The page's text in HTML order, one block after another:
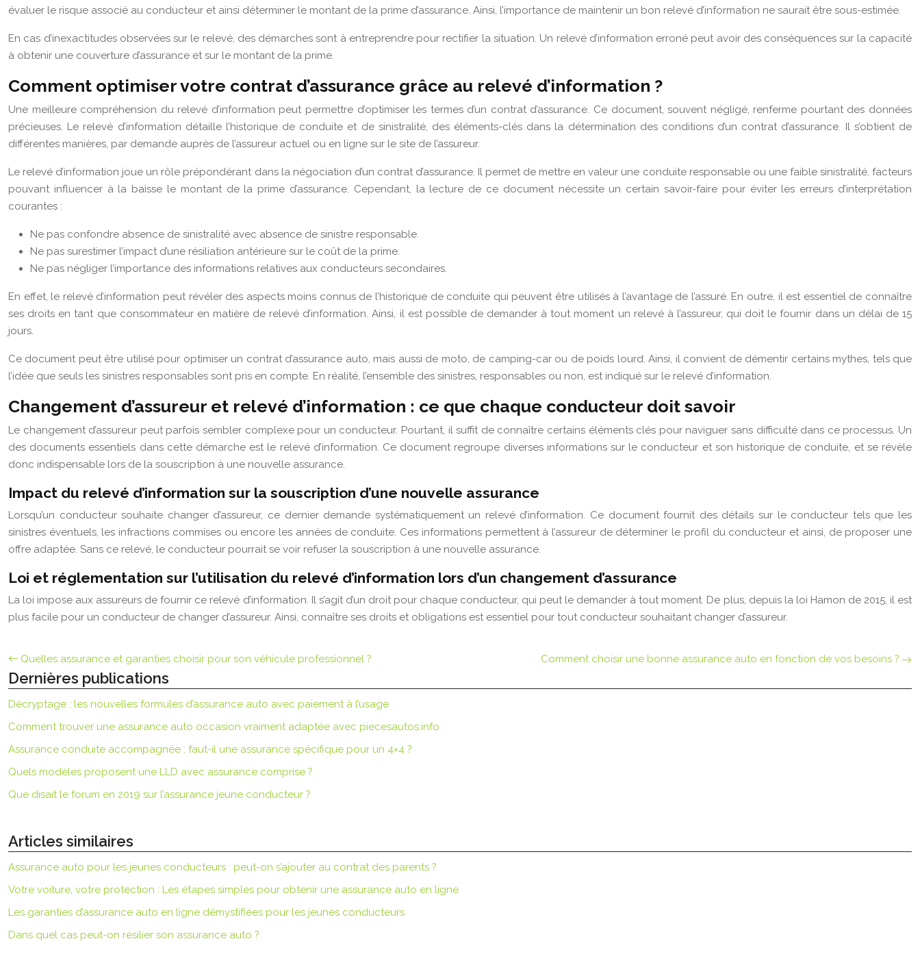
évaluer le risque associé au conducteur et ainsi déterminer le montant de la prime d’assurance. Ainsi, l’importance de maintenir un bon relevé d’information ne saurait être sous-estimée.
En cas d’inexactitudes observées sur le relevé, des démarches sont à entreprendre pour rectifier la situation. Un relevé d’information erroné peut avoir des conséquences sur la capacité
à obtenir une couverture d’assurance et sur le montant de la prime.
Comment optimiser votre contrat d’assurance grâce au relevé d’information ?
Une meilleure compréhension du relevé d’information peut permettre d’optimiser les termes d’un contrat d’assurance. Ce document, souvent négligé, renferme pourtant des données
précieuses. Le relevé d’information détaille l’historique de conduite et de sinistralité, des éléments-clés dans la détermination des conditions d’un contrat d’assurance. Il s’obtient de
différentes manières, par demande auprès de l’assureur actuel ou en ligne sur le site de l’assureur.
Le relevé d’information joue un rôle prépondérant dans la négociation d’un contrat d’assurance. Il permet de mettre en valeur une conduite responsable ou une faible sinistralité, facteurs
pouvant influencer à la baisse le montant de la prime d’assurance. Cependant, la lecture de ce document nécessite un certain savoir-faire pour éviter les erreurs d’interprétation
courantes :
Ne pas confondre absence de sinistralité avec absence de sinistre responsable.
Ne pas surestimer l’impact d’une résiliation antérieure sur le coût de la prime.
Ne pas négliger l’importance des informations relatives aux conducteurs secondaires.
En effet, le relevé d’information peut révéler des aspects moins connus de l’historique de conduite qui peuvent être utilisés à l’avantage de l’assuré. En outre, il est essentiel de connaître
ses droits en tant que consommateur en matière de relevé d’information. Ainsi, il est possible de demander à tout moment un relevé à l’assureur, qui doit le fournir dans un délai de 15
jours.
Ce document peut être utilisé pour optimiser un contrat d’assurance auto, mais aussi de moto, de camping-car ou de poids lourd. Ainsi, il convient de démentir certains mythes, tels que
l’idée que seuls les sinistres responsables sont pris en compte. En réalité, l’ensemble des sinistres, responsables ou non, est indiqué sur le relevé d’information.
Changement d’assureur et relevé d’information : ce que chaque conducteur doit savoir
Le changement d’assureur peut parfois sembler complexe pour un conducteur. Pourtant, il suffit de connaître certains éléments clés pour naviguer sans difficulté dans ce processus. Un
des documents essentiels dans cette démarche est le relevé d’information. Ce document regroupe diverses informations sur le conducteur et son historique de conduite, et se révèle
donc indispensable lors de la souscription à une nouvelle assurance.
Impact du relevé d’information sur la souscription d’une nouvelle assurance
Lorsqu’un conducteur souhaite changer d’assureur, ce dernier demande systématiquement un relevé d’information. Ce document fournit des détails sur le conducteur tels que les
sinistres éventuels, les infractions commises ou encore les années de conduite. Ces informations permettent à l’assureur de déterminer le profil du conducteur et ainsi, de proposer une
offre adaptée. Sans ce relevé, le conducteur pourrait se voir refuser la souscription à une nouvelle assurance.
Loi et réglementation sur l’utilisation du relevé d’information lors d’un changement d’assurance
La loi impose aux assureurs de fournir ce relevé d’information. Il s’agit d’un droit pour chaque conducteur, qui peut le demander à tout moment. De plus, depuis la loi Hamon de 2015, il est
plus facile pour un conducteur de changer d’assureur. Ainsi, connaître ses droits et obligations est essentiel pour tout conducteur souhaitant changer d’assureur.
Quelles assurance et garanties choisir pour son véhicule professionnel ? Comment choisir une bonne assurance auto en fonction de vos besoins ?
Dernières publications
Décryptage : les nouvelles formules d’assurance auto avec paiement à l’usage
Comment trouver une assurance auto occasion vraiment adaptée avec piecesautos.info
Assurance conduite accompagnée : faut-il une assurance spécifique pour un 4×4 ?
Quels modèles proposent une LLD avec assurance comprise ?
Que disait le forum en 2019 sur l’assurance jeune conducteur ?
Articles similaires
Assurance auto pour les jeunes conducteurs : peut-on s’ajouter au contrat des parents ?
Votre voiture, votre protection : Les étapes simples pour obtenir une assurance auto en ligne
Les garanties d’assurance auto en ligne démystifiées pour les jeunes conducteurs
Dans quel cas peut-on résilier son assurance auto ?